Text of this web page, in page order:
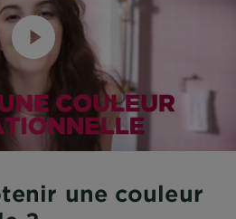
une couleur